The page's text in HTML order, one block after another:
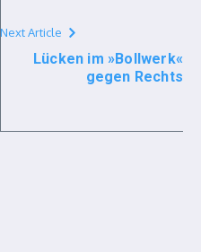
Next Article
Lücken im »Bollwerk«
gegen Rechts